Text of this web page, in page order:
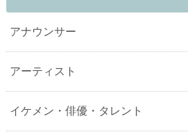
アナウンサー
アーティスト
イケメン・俳優・タレント